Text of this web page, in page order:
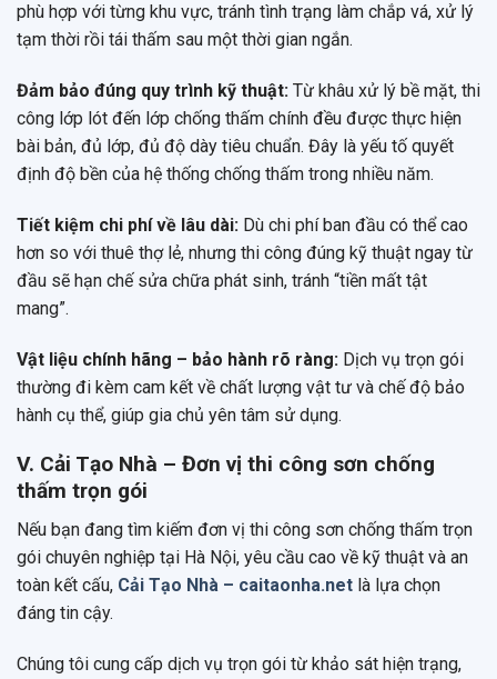
phù hợp với từng khu vực, tránh tình trạng làm chắp vá, xử lý
tạm thời rồi tái thấm sau một thời gian ngắn.
Đảm bảo đúng quy trình kỹ thuật: Từ khâu xử lý bề mặt, thi
công lớp lót đến lớp chống thấm chính đều được thực hiện
bài bản, đủ lớp, đủ độ dày tiêu chuẩn. Đây là yếu tố quyết
định độ bền của hệ thống chống thấm trong nhiều năm.
Tiết kiệm chi phí về lâu dài: Dù chi phí ban đầu có thể cao
hơn so với thuê thợ lẻ, nhưng thi công đúng kỹ thuật ngay từ
đầu sẽ hạn chế sửa chữa phát sinh, tránh “tiền mất tật
mang”.
Vật liệu chính hãng – bảo hành rõ ràng: Dịch vụ trọn gói
thường đi kèm cam kết về chất lượng vật tư và chế độ bảo
hành cụ thể, giúp gia chủ yên tâm sử dụng.
V. Cải Tạo Nhà – Đơn vị thi công sơn chống
thấm trọn gói
Nếu bạn đang tìm kiếm đơn vị thi công sơn chống thấm trọn
gói chuyên nghiệp tại Hà Nội, yêu cầu cao về kỹ thuật và an
toàn kết cấu, Cải Tạo Nhà – caitaonha.net là lựa chọn
đáng tin cậy.
Chúng tôi cung cấp dịch vụ trọn gói từ khảo sát hiện trạng,